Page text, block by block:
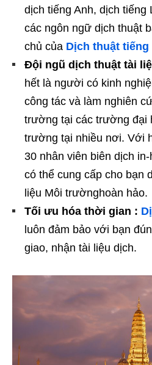
dịch tiếng Anh, dịch
các ngôn ngữ dịch thuật
chủ của Dịch thuật tiếng
Đội ngũ dịch thuật tài
hết là người có kinh
công tác và làm nghiên
trường tại các trường đại
trường tại nhiều nơi. Với
30 nhân viên biên dịch
có thể cung cấp cho bạn
liệu Môi trườnghoàn hảo.
Tối ưu hóa thời gian :
luôn đảm bảo với bạn
giao, nhận tài liệu dịch.